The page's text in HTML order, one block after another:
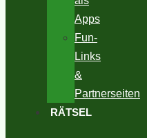
Apps
Fun-
Links
&
Partnerseiten
RÄTSEL